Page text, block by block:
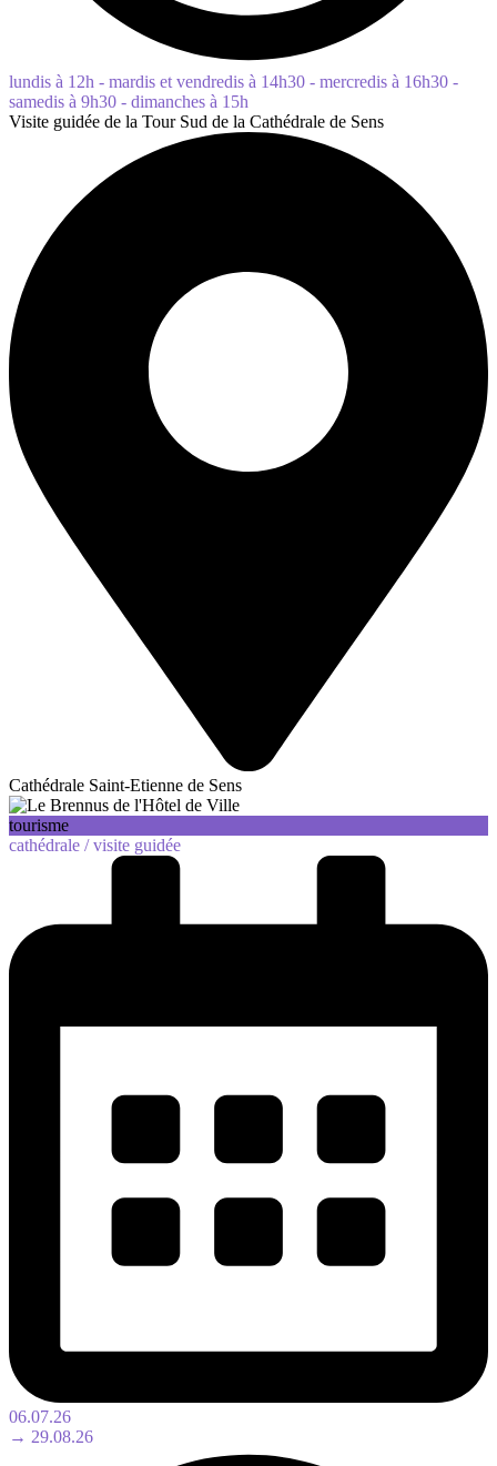
lundis à 12h - mardis et vendredis à 14h30 - mercredis à 16h30 -
samedis à 9h30 - dimanches à 15h
Visite guidée de la Tour Sud de la Cathédrale de Sens
Cathédrale Saint-Etienne de Sens
tourisme
cathédrale /visite guidée
06.07.26
→ 29.08.26